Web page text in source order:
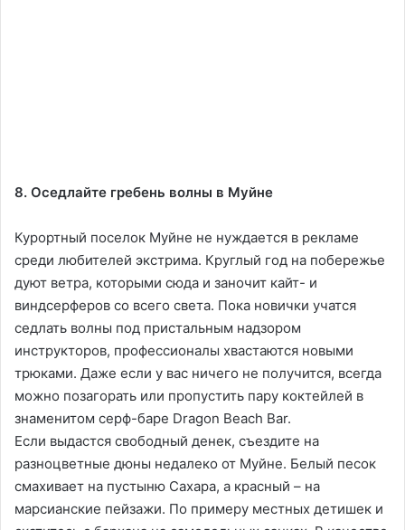
8. Оседлайте гребень волны в Муйне
Курортный поселок Муйне не нуждается в рекламе
среди любителей экстрима. Круглый год на побережье
дуют ветра, которыми сюда и заночит кайт- и
виндсерферов со всего света. Пока новички учатся
седлать волны под пристальным надзором
инструкторов, профессионалы хвастаются новыми
трюками. Даже если у вас ничего не получится, всегда
можно позагорать или пропустить пару коктейлей в
знаменитом серф-баре Dragon Beach Bar.
Если выдастся свободный денек, съездите на
разноцветные дюны недалеко от Муйне. Белый песок
смахивает на пустыню Сахара, а красный – на
марсианские пейзажи. По примеру местных детишек и